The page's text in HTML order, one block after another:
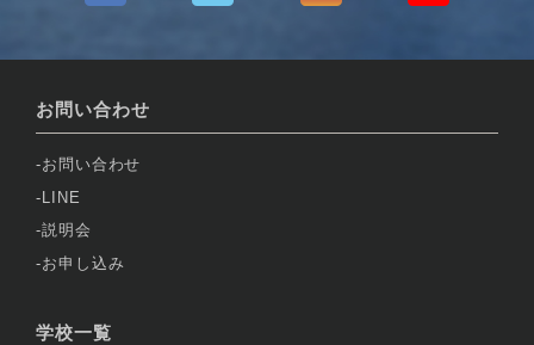
お問い合わせ
お問い合わせ
LINE
説明会
お申し込み
学校一覧